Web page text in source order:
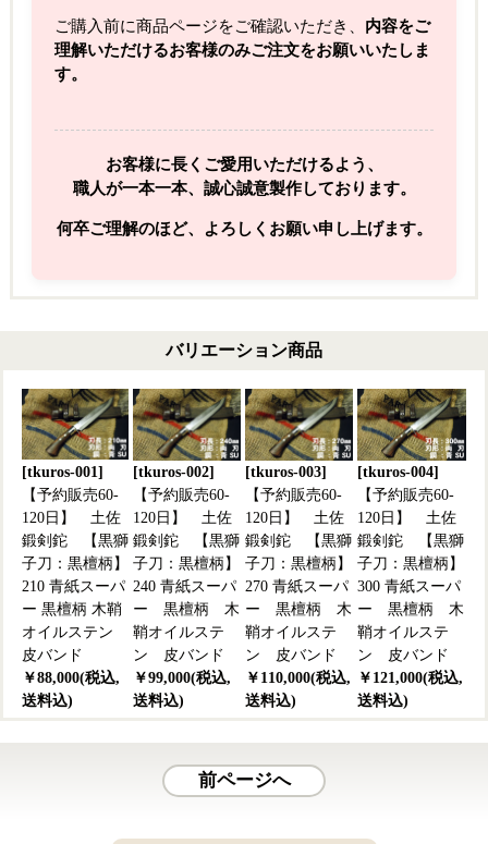
ご購入前に商品ページをご確認いただき、 内容をご
理解いただけるお客様のみご注文をお願いいたしま
す。
お客様に長くご愛用いただけるよう、
職人が一本一本、誠心誠意製作しております。
何卒ご理解のほど、よろしくお願い申し上げます。
バリエーション商品
[tkuros-001]
【予約販売60-
120日】 土佐
鍛剣鉈 【黒獅
子刀：黒檀柄】
210 青紙スーパ
ー 黒檀柄 木鞘
オイルステン
皮バンド
￥88,000(税込,
送料込)
[tkuros-002]
【予約販売60-
120日】 土佐
鍛剣鉈 【黒獅
子刀：黒檀柄】
240 青紙スーパ
ー 黒檀柄 木
鞘オイルステ
ン 皮バンド
￥99,000(税込,
送料込)
[tkuros-003]
【予約販売60-
120日】 土佐
鍛剣鉈 【黒獅
子刀：黒檀柄】
270 青紙スーパ
ー 黒檀柄 木
鞘オイルステ
ン 皮バンド
￥110,000(税込,
送料込)
[tkuros-004]
【予約販売60-
120日】 土佐
鍛剣鉈 【黒獅
子刀：黒檀柄】
300 青紙スーパ
ー 黒檀柄 木
鞘オイルステ
ン 皮バンド
￥121,000(税込,
送料込)
前ページへ